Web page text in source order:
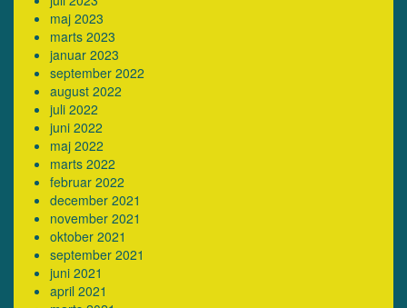
maj 2023
marts 2023
januar 2023
september 2022
august 2022
juli 2022
juni 2022
maj 2022
marts 2022
februar 2022
december 2021
november 2021
oktober 2021
september 2021
juni 2021
april 2021